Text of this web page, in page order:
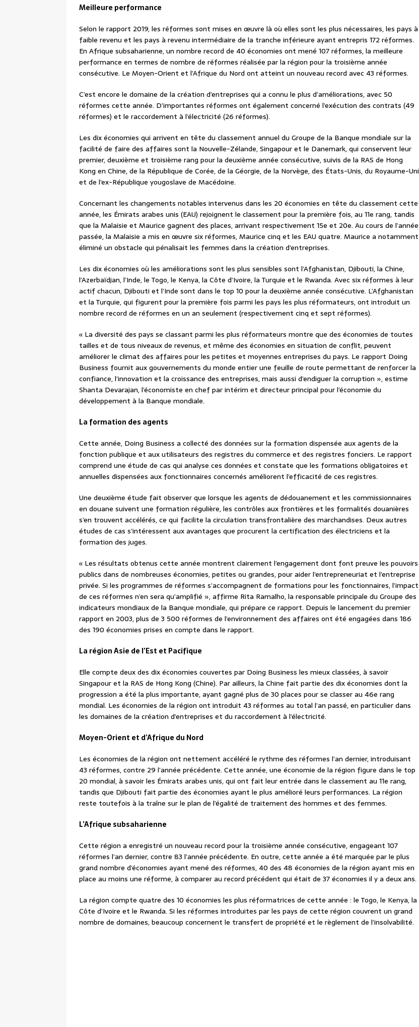
Meilleure performance
Selon le rapport 2019, les réformes sont mises en œuvre là où elles sont les plus nécessaires, les pays à
faible revenu et les pays à revenu intermédiaire de la tranche inférieure ayant entrepris 172 réformes.
En Afrique subsaharienne, un nombre record de 40 économies ont mené 107 réformes, la meilleure
performance en termes de nombre de réformes réalisée par la région pour la troisième année
consécutive. Le Moyen-Orient et l’Afrique du Nord ont atteint un nouveau record avec 43 réformes.
C’est encore le domaine de la création d’entreprises qui a connu le plus d’améliorations, avec 50
réformes cette année. D’importantes réformes ont également concerné l’exécution des contrats (49
réformes) et le raccordement à l’électricité (26 réformes).
Les dix économies qui arrivent en tête du classement annuel du Groupe de la Banque mondiale sur la
facilité de faire des affaires sont la Nouvelle-Zélande, Singapour et le Danemark, qui conservent leur
premier, deuxième et troisième rang pour la deuxième année consécutive, suivis de la RAS de Hong
Kong en Chine, de la République de Corée, de la Géorgie, de la Norvège, des États-Unis, du Royaume-Uni
et de l’ex-République yougoslave de Macédoine.
Concernant les changements notables intervenus dans les 20 économies en tête du classement cette
année, les Émirats arabes unis (EAU) rejoignent le classement pour la première fois, au 11e rang, tandis
que la Malaisie et Maurice gagnent des places, arrivant respectivement 15e et 20e. Au cours de l’année
passée, la Malaisie a mis en œuvre six réformes, Maurice cinq et les EAU quatre. Maurice a notamment
éliminé un obstacle qui pénalisait les femmes dans la création d’entreprises.
Les dix économies où les améliorations sont les plus sensibles sont l’Afghanistan, Djibouti, la Chine,
l’Azerbaïdjan, l’Inde, le Togo, le Kenya, la Côte d’Ivoire, la Turquie et le Rwanda. Avec six réformes à leur
actif chacun, Djibouti et l’Inde sont dans le top 10 pour la deuxième année consécutive. L’Afghanistan
et la Turquie, qui figurent pour la première fois parmi les pays les plus réformateurs, ont introduit un
nombre record de réformes en un an seulement (respectivement cinq et sept réformes).
« La diversité des pays se classant parmi les plus réformateurs montre que des économies de toutes
tailles et de tous niveaux de revenus, et même des économies en situation de conflit, peuvent
améliorer le climat des affaires pour les petites et moyennes entreprises du pays. Le rapport Doing
Business fournit aux gouvernements du monde entier une feuille de route permettant de renforcer la
confiance, l’innovation et la croissance des entreprises, mais aussi d’endiguer la corruption », estime
Shanta Devarajan, l’économiste en chef par intérim et directeur principal pour l’économie du
développement à la Banque mondiale.
La formation des agents
Cette année, Doing Business a collecté des données sur la formation dispensée aux agents de la
fonction publique et aux utilisateurs des registres du commerce et des registres fonciers. Le rapport
comprend une étude de cas qui analyse ces données et constate que les formations obligatoires et
annuelles dispensées aux fonctionnaires concernés améliorent l’efficacité de ces registres.
Une deuxième étude fait observer que lorsque les agents de dédouanement et les commissionnaires
en douane suivent une formation régulière, les contrôles aux frontières et les formalités douanières
s’en trouvent accélérés, ce qui facilite la circulation transfrontalière des marchandises. Deux autres
études de cas s’intéressent aux avantages que procurent la certification des électriciens et la
formation des juges.
« Les résultats obtenus cette année montrent clairement l’engagement dont font preuve les pouvoirs
publics dans de nombreuses économies, petites ou grandes, pour aider l’entrepreneuriat et l’entreprise
privée. Si les programmes de réformes s’accompagnent de formations pour les fonctionnaires, l’impact
de ces réformes n’en sera qu’amplifié », affirme Rita Ramalho, la responsable principale du Groupe des
indicateurs mondiaux de la Banque mondiale, qui prépare ce rapport. Depuis le lancement du premier
rapport en 2003, plus de 3 500 réformes de l’environnement des affaires ont été engagées dans 186
des 190 économies prises en compte dans le rapport.
La région Asie de l’Est et Pacifique
Elle compte deux des dix économies couvertes par Doing Business les mieux classées, à savoir
Singapour et la RAS de Hong Kong (Chine). Par ailleurs, la Chine fait partie des dix économies dont la
progression a été la plus importante, ayant gagné plus de 30 places pour se classer au 46e rang
mondial. Les économies de la région ont introduit 43 réformes au total l’an passé, en particulier dans
les domaines de la création d’entreprises et du raccordement à l’électricité.
Moyen-Orient et d’Afrique du Nord
Les économies de la région ont nettement accéléré le rythme des réformes l’an dernier, introduisant
43 réformes, contre 29 l’année précédente. Cette année, une économie de la région figure dans le top
20 mondial, à savoir les Émirats arabes unis, qui ont fait leur entrée dans le classement au 11e rang,
tandis que Djibouti fait partie des économies ayant le plus amélioré leurs performances. La région
reste toutefois à la traîne sur le plan de l’égalité de traitement des hommes et des femmes.
L’Afrique subsaharienne
Cette région a enregistré un nouveau record pour la troisième année consécutive, engageant 107
réformes l’an dernier, contre 83 l’année précédente. En outre, cette année a été marquée par le plus
grand nombre d’économies ayant mené des réformes, 40 des 48 économies de la région ayant mis en
place au moins une réforme, à comparer au record précédent qui était de 37 économies il y a deux ans.
La région compte quatre des 10 économies les plus réformatrices de cette année : le Togo, le Kenya, la
Côte d’Ivoire et le Rwanda. Si les réformes introduites par les pays de cette région couvrent un grand
nombre de domaines, beaucoup concernent le transfert de propriété et le règlement de l’insolvabilité.